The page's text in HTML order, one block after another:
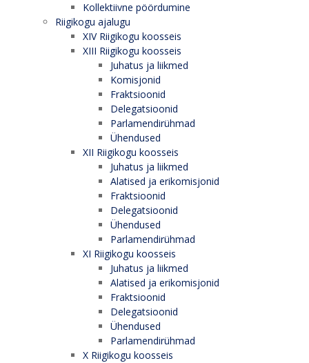
Kollektiivne pöördumine
Riigikogu ajalugu
XIV Riigikogu koosseis
XIII Riigikogu koosseis
Juhatus ja liikmed
Komisjonid
Fraktsioonid
Delegatsioonid
Parlamendirühmad
Ühendused
XII Riigikogu koosseis
Juhatus ja liikmed
Alatised ja erikomisjonid
Fraktsioonid
Delegatsioonid
Ühendused
Parlamendirühmad
XI Riigikogu koosseis
Juhatus ja liikmed
Alatised ja erikomisjonid
Fraktsioonid
Delegatsioonid
Ühendused
Parlamendirühmad
X Riigikogu koosseis